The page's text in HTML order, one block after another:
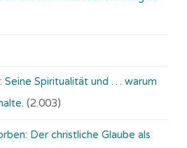
Seine Spiritualität und … warum
(2.003)
Der christliche Glaube als